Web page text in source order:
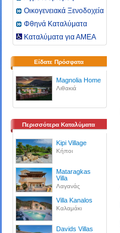
Οικογενειακά Ξενοδοχεία
Φθηνά Καταλύματα
Καταλύματα για ΑΜΕΑ
Είδατε Πρόσφατα
Magnolia Home
Λιθακιά
Περισσότερα Καταλύματα
Kipi Village
Κήποι
Mataragkas
Villa
Λαγανάς
Villa Kanalos
Καλαμάκι
Davids Villas